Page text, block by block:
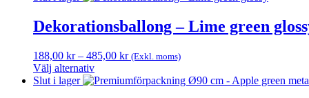
produkten
har
varianter.
De
olika
Dekorationsballong – Lime green
188,00 kr – 485,00 krPrisintervall:
till
(Exkl. moms)
Välj alternativ
Den
Slut i lager